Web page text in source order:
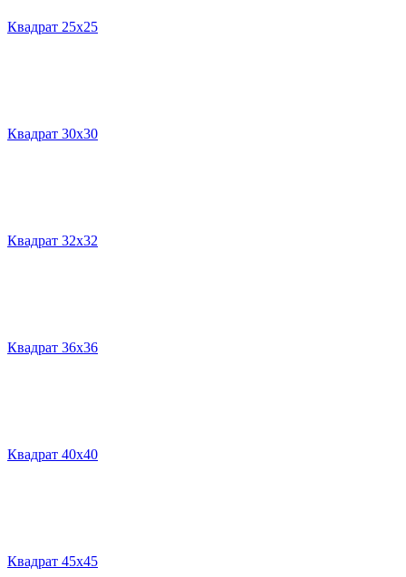
Квадрат 25х25
Квадрат 30х30
Квадрат 32х32
Квадрат 36х36
Квадрат 40х40
Квадрат 45х45